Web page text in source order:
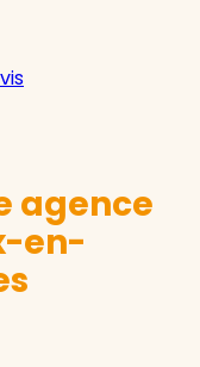
agence
en-